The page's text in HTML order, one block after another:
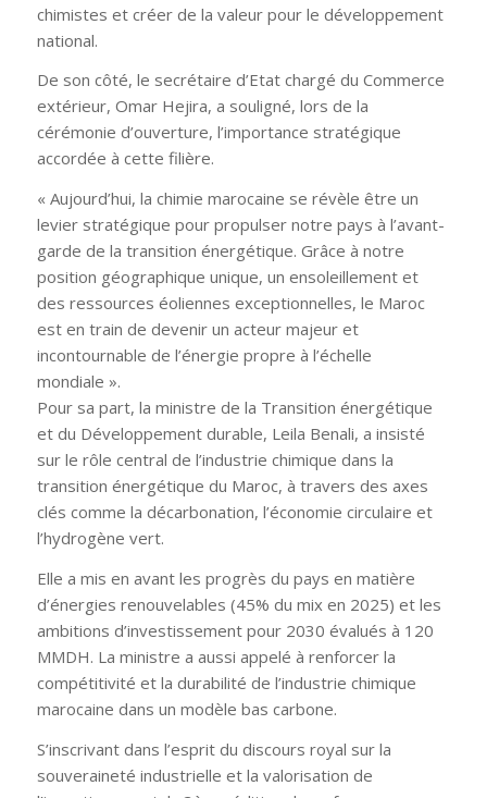
chimistes et créer de la valeur pour le développement
national.
De son côté, le secrétaire d’Etat chargé du Commerce
extérieur, Omar Hejira, a souligné, lors de la
cérémonie d’ouverture, l’importance stratégique
accordée à cette filière.
« Aujourd’hui, la chimie marocaine se révèle être un
levier stratégique pour propulser notre pays à l’avant-
garde de la transition énergétique. Grâce à notre
position géographique unique, un ensoleillement et
des ressources éoliennes exceptionnelles, le Maroc
est en train de devenir un acteur majeur et
incontournable de l’énergie propre à l’échelle
mondiale ».
Pour sa part, la ministre de la Transition énergétique
et du Développement durable, Leila Benali, a insisté
sur le rôle central de l’industrie chimique dans la
transition énergétique du Maroc, à travers des axes
clés comme la décarbonation, l’économie circulaire et
l’hydrogène vert.
Elle a mis en avant les progrès du pays en matière
d’énergies renouvelables (45% du mix en 2025) et les
ambitions d’investissement pour 2030 évalués à 120
MMDH. La ministre a aussi appelé à renforcer la
compétitivité et la durabilité de l’industrie chimique
marocaine dans un modèle bas carbone.
S’inscrivant dans l’esprit du discours royal sur la
souveraineté industrielle et la valorisation de